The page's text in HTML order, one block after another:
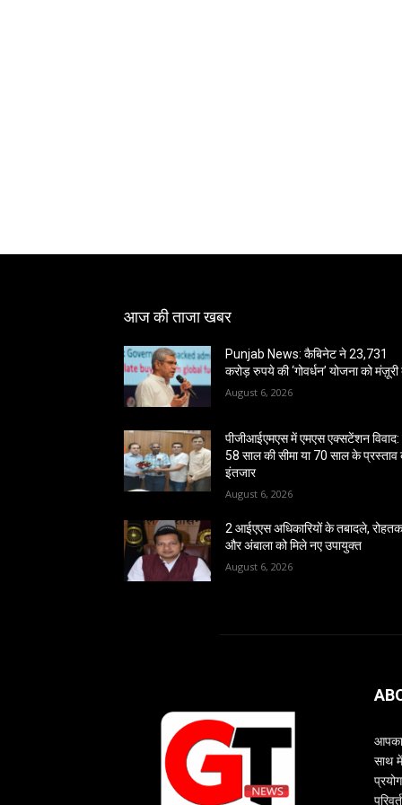
आज की ताजा खबर
Punjab News: कैबिनेट ने 23,731
करोड़ रुपये की ‘गोवर्धन’ योजना को मंज़ूरी
August 6, 2026
पीजीआईएमएस में एमएस एक्सटेंशन विवाद:
58 साल की सीमा या 70 साल के प्रस्ताव
इंतजार
August 6, 2026
2 आईएएस अधिकारियों के तबादले,
और अंबाला को मिले नए उपायुक्त
August 6, 2026
साथ